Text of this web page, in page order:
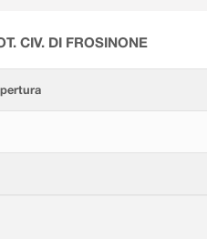
CIV. DI FROSINONE